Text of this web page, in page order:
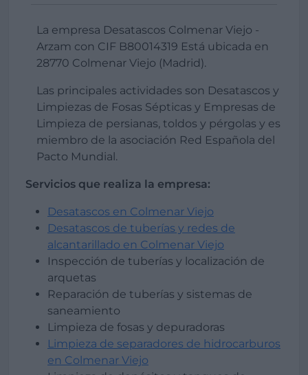
La empresa Desatascos Colmenar Viejo -
Arzam con CIF B80014319 Está ubicada en
28770 Colmenar Viejo (Madrid).
Las principales actividades son Desatascos y
Limpiezas de Fosas Sépticas y Empresas de
Limpieza de persianas, toldos y pérgolas y es
miembro de la asociación Red Española del
Pacto Mundial.
Servicios que realiza la empresa:
Desatascos en Colmenar Viejo
Desatascos de tuberías y redes de
alcantarillado en Colmenar Viejo
Inspección de tuberías y localización de
arquetas
Reparación de tuberías y sistemas de
saneamiento
Limpieza de fosas y depuradoras
Limpieza de separadores de hidrocarburos
en Colmenar Viejo